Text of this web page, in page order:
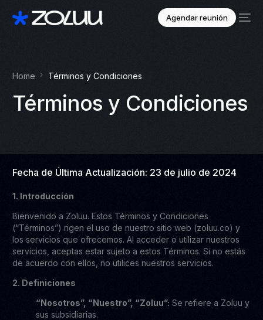
Agendar reunión
Home Términos y Condiciones
Términos y Condiciones
Fecha de Última Actualización: 23 de julio de 2024
1. Introducción
Bienvenido a Zoluu. Estos Términos y Condiciones
(“Términos”) rigen el uso de nuestro sitio web (zoluu.co) y
los servicios que ofrecemos. Al acceder o utilizar nuestros
servicios, aceptas estar sujeto a estos Términos. Si no estás
de acuerdo con ellos, no utilices nuestros servicios.
2. Definiciones
“Nosotros”, “Nuestro”, “Zoluu”: Se refiere a Zoluu y
sus subsidiarias.